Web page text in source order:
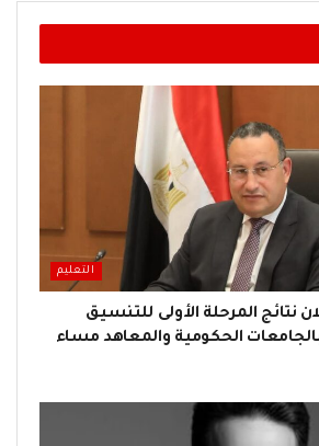
التعليم
نتائج المرحلة الأولى للتنسيق
بالجامعات الحكومية والمعاهد مساء